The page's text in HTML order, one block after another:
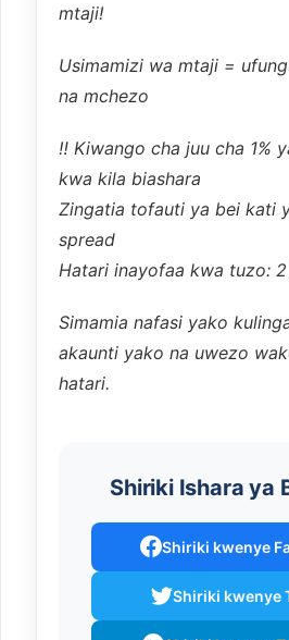
mtaji!
Usimamizi wa mtaji =
na mchezo
‼️ Kiwango cha juu cha 1%
kwa kila biashara
Zingatia tofauti ya bei kati
spread
Hatari inayofaa kwa tuzo:
Simamia nafasi yako
akaunti yako na uwezo
hatari.
Shiriki Ishara ya
Shiriki kwenye
Shiriki kwenye